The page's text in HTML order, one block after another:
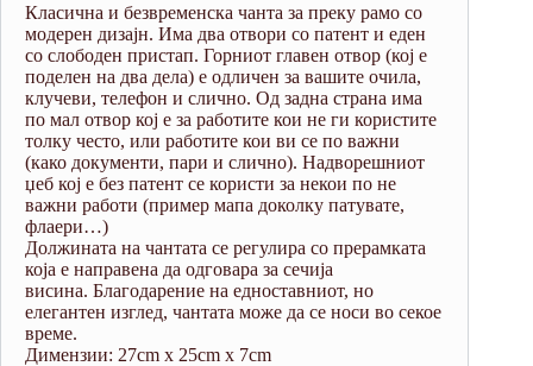
Класична и безвременска чанта за преку рамо со
модерен дизајн. Има два отвори со патент и еден
со слободен пристап. Горниот главен отвор (кој е
поделен на два дела) е одличен за вашите очила,
клучеви, телефон и слично. Од задна страна има
по мал отвор кој е за работите кои не ги користите
толку често, или работите кои ви се по важни
(како документи, пари и слично). Надворешниот
џеб кој е без патент се користи за некои по не
важни работи (пример мапа доколку патувате,
флаери…)
Должината на чантата се регулира со прерамката
која е направена да одговара за сечија
висина. Благодарение на едноставниот, но
елегантен изглед, чантата може да се носи во секое
време.
Димензии: 27cm x 25cm x 7cm